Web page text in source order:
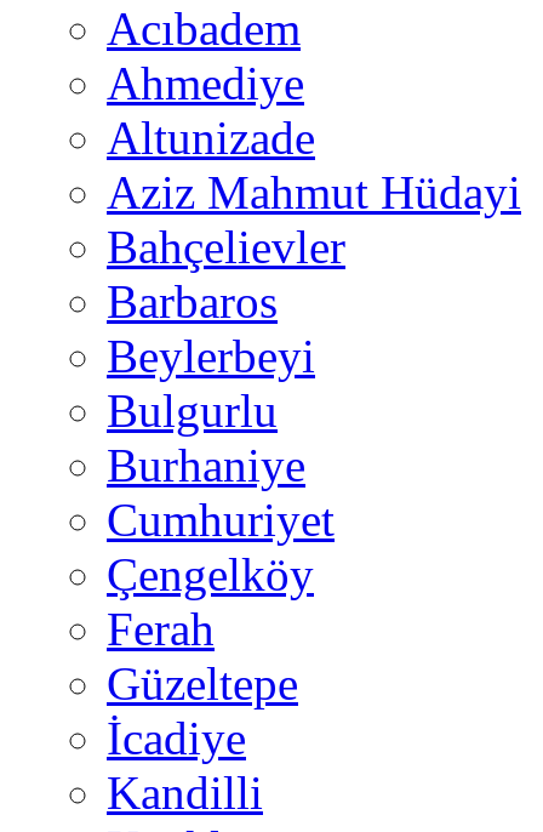
Acıbadem
Ahmediye
Altunizade
Aziz Mahmut Hüdayi
Bahçelievler
Barbaros
Beylerbeyi
Bulgurlu
Burhaniye
Cumhuriyet
Çengelköy
Ferah
Güzeltepe
İcadiye
Kandilli